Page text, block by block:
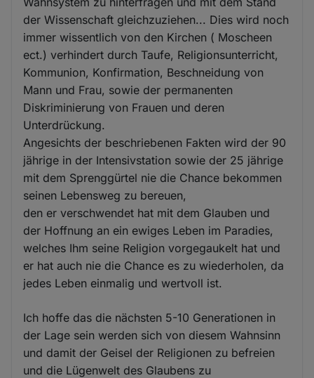
der Wissenschaft gleichzuziehen... Dies wird noch
immer wissentlich von den Kirchen ( Moscheen
ect.) verhindert durch Taufe, Religionsunterricht,
Kommunion, Konfirmation, Beschneidung von
Mann und Frau, sowie der permanenten
Diskriminierung von Frauen und deren
Unterdrückung.
Angesichts der beschriebenen Fakten wird der 90
jährige in der Intensivstation sowie der 25 jährige
mit dem Sprenggürtel nie die Chance bekommen
seinen Lebensweg zu bereuen,
den er verschwendet hat mit dem Glauben und
der Hoffnung an ein ewiges Leben im Paradies,
welches Ihm seine Religion vorgegaukelt hat und
er hat auch nie die Chance es zu wiederholen, da
jedes Leben einmalig und wertvoll ist.
Ich hoffe das die nächsten 5-10 Generationen in
der Lage sein werden sich von diesem Wahnsinn
und damit der Geisel der Religionen zu befreien
und die Lügenwelt des Glaubens zu